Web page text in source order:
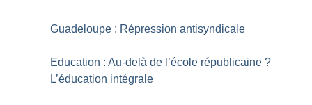
Guadeloupe : Répression antisyndicale
Education : Au-delà de l’école républicaine ?
L’éducation intégrale